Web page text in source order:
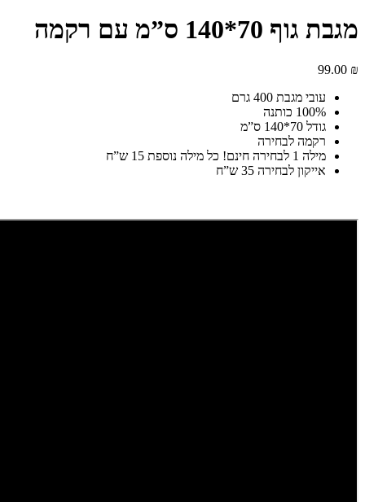
מגבת גוף 70*140 ס”מ עם רקמה
99.00 ₪
עובי מגבת 400 גרם
100% כותנה
גודל 70*140 ס”מ
רקמה לבחירה
מילה 1 לבחירה חינם! כל מילה נוספת 15 ש”ח
אייקון לבחירה 35 ש”ח